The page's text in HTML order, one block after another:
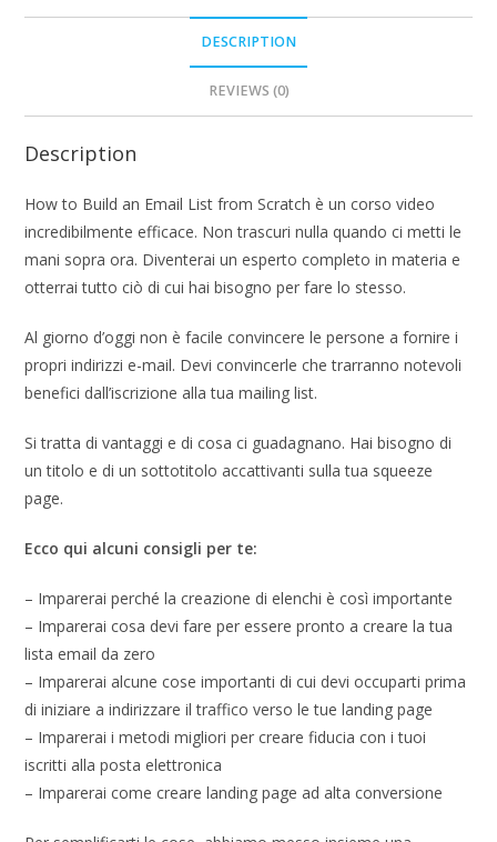
DESCRIPTION
REVIEWS (0)
Description
How to Build an Email List from Scratch è un corso video
incredibilmente efficace. Non trascuri nulla quando ci metti le
mani sopra ora. Diventerai un esperto completo in materia e
otterrai tutto ciò di cui hai bisogno per fare lo stesso.
Al giorno d’oggi non è facile convincere le persone a fornire i
propri indirizzi e-mail. Devi convincerle che trarranno notevoli
benefici dall’iscrizione alla tua mailing list.
Si tratta di vantaggi e di cosa ci guadagnano. Hai bisogno di
un titolo e di un sottotitolo accattivanti sulla tua squeeze
page.
Ecco qui alcuni consigli per te:
– Imparerai perché la creazione di elenchi è così importante
– Imparerai cosa devi fare per essere pronto a creare la tua
lista email da zero
– Imparerai alcune cose importanti di cui devi occuparti prima
di iniziare a indirizzare il traffico verso le tue landing page
– Imparerai i metodi migliori per creare fiducia con i tuoi
iscritti alla posta elettronica
– Imparerai come creare landing page ad alta conversione